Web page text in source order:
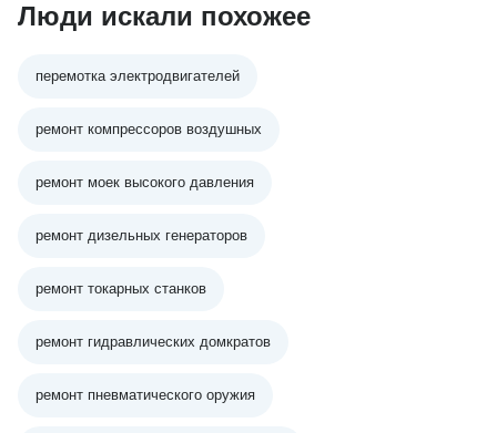
Люди искали похожее
перемотка электродвигателей
ремонт компрессоров воздушных
ремонт моек высокого давления
ремонт дизельных генераторов
ремонт токарных станков
ремонт гидравлических домкратов
ремонт пневматического оружия